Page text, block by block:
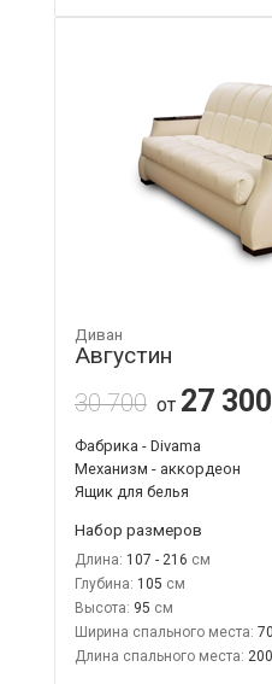
Диван
Августин
30 700 от 27 300
Фабрика - Divama
Механизм - аккордеон
Ящик для белья
Набор размеров
Длина: 107 - 216
Глубина: 105
Высота: 95
Ширина спального места:
Длина спального места: 200